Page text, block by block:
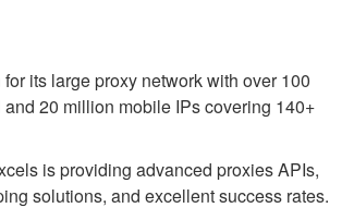
its large proxy network with over 100
20 million mobile IPs covering 140+
is providing advanced proxies APIs,
solutions, and excellent success rates.